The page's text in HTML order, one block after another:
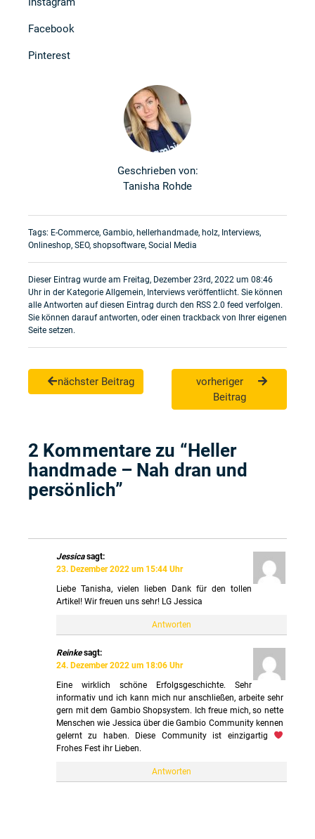
Facebook
Pinterest
Geschrieben von:
Tanisha Rohde
Tags: E-Commerce, Gambio, hellerhandmade, holz, Interviews,
Onlineshop, SEO, shopsoftware, Social Media
Dieser Eintrag wurde am Freitag, Dezember 23rd, 2022 um 08:46
Uhr in der Kategorie Allgemein, Interviews veröffentlicht. Sie können
alle Antworten auf diesen Eintrag durch den RSS 2.0 feed verfolgen.
Sie können daraufantworten, oder einen trackback von Ihrer eigenen
Seite setzen.
nächster Beitrag
vorheriger
Beitrag
2 Kommentare zu “Heller
handmade – Nah dran und
persönlich”
Jessica sagt:
23. Dezember 2022 um 15:44 Uhr
Liebe Tanisha, vielen lieben Dank für den tollen
Artikel! Wir freuen uns sehr! LG Jessica
Antworten
Reinke sagt:
24. Dezember 2022 um 18:06 Uhr
Eine wirklich schöne Erfolgsgeschichte. Sehr
informativ und ich kann mich nur anschließen, arbeite sehr
gern mit dem Gambio Shopsystem. Ich freue mich, so nette
Menschen wie Jessica über die Gambio Community kennen
gelernt zu haben. Diese Community ist einzigartig
Frohes Fest ihr Lieben.
Antworten